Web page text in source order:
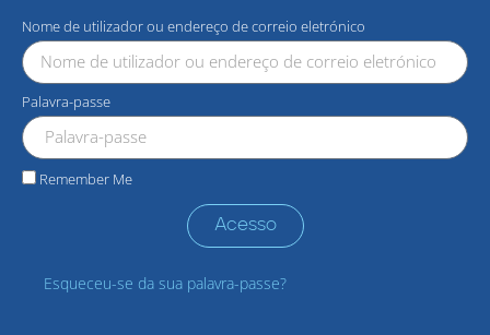
Nome de utilizador ou endereço de correio eletrónico
Palavra-passe
Remember Me
Acesso
Esqueceu-se da sua palavra-passe?